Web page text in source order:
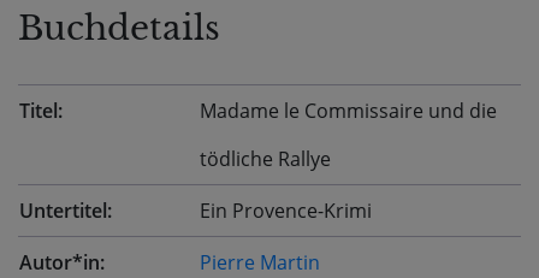
Buchdetails
Titel:
Madame le Commissaire und die
tödliche Rallye
Untertitel:
Ein Provence-Krimi
Autor*in:
Pierre Martin